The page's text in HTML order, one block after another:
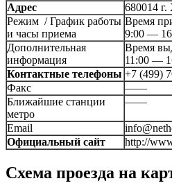
Адрес
680014 г.
Режим / График работы
и часы приема
Время
9:00 —
Дополнительная
информация
Время
11:00 —
Контактные телефоны +7 (499)
Факс
——
Ближайшие станции
метро
——
Email
Официальный сайт
http://
Схема проезда на